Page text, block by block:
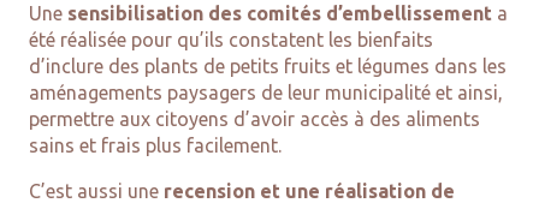
Une sensibilisation des comités d’embellissementa
été réalisée pour qu’ils constatent les bienfaits
d’inclure des plants de petits fruits et légumes dans les
aménagements paysagers de leur municipalité et ainsi,
permettre aux citoyens d’avoir accès à des aliments
sains et frais plus facilement.
C’est aussi une recension et une réalisation de